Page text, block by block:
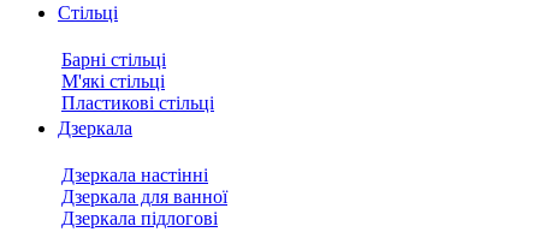
Стільці
Барні стільці
М'які стільці
Пластикові стільці
Дзеркала
Дзеркала настінні
Дзеркала для ванної
Дзеркала підлогові